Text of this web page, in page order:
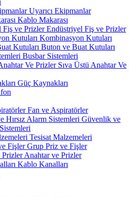
Uyarıcı Ekipmanlar
Kablo Makarası
Endüstriyel Fiş ve Prizler
Kombinasyon Kutuları
Buton ve Buat Kutuları
Busbar Sistemleri
Sıva Üstü Anahtar Ve
Güç Kaynakları
Fan ve Aspiratörler
Güvenlik ve
Tesisat Malzemeleri
Grup Priz ve Fişler
Anahtar ve Prizler
Kablo Kanalları